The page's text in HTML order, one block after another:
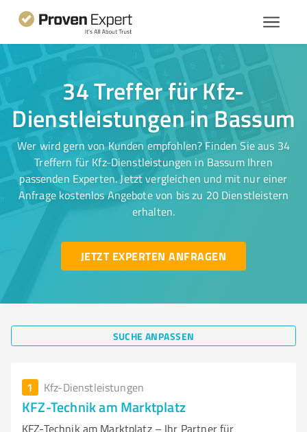
34 Treffer für Kfz-
Dienstleistungen in Bassum
Wer wird gern von Kunden empfohlen? Finden Sie aus 34
Treffern für Kfz-Dienstleistungen in Bassum Ihren
passenden Experten. Jetzt vergleichen und mit nur einer
Anfrage kostenlos Angebote von bis zu 20 Dienstleistern
erhalten.
JETZT EXPERTEN ANFRAGEN
SUCHE ANPASSEN
1 Kfz-Dienstleistungen
KFZ-Technik am Marktplatz
KFZ-Technik am Marktplatz – Ihr Partner für